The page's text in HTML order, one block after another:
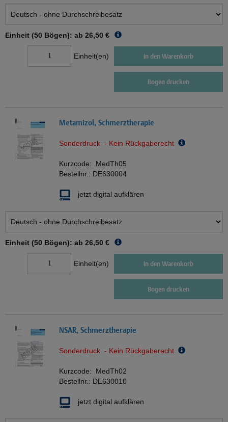
Einheit (50 Bögen): ab 26,50 €
Einheit(en) In den Warenkorb
Bogen drucken
Metamizol, Schmerztherapie
Sonderdruck - Kein Rückgaberecht
Kurzcode: MedTh05
Bestellnr.: DE630004
jetzt digital aufklären
Einheit (50 Bögen): ab 26,50 €
Einheit(en) In den Warenkorb
Bogen drucken
NSAR, Schmerztherapie
Sonderdruck - Kein Rückgaberecht
Kurzcode: MedTh02
Bestellnr.: DE630010
jetzt digital aufklären